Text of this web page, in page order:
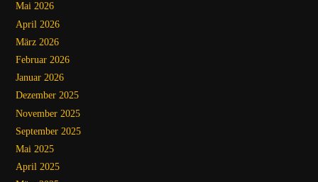
Mai 2026
April 2026
März 2026
Februar 2026
Januar 2026
Dezember 2025
November 2025
September 2025
Mai 2025
April 2025